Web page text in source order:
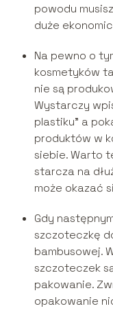
powodu
duże
Na pewno o
kosmetyków
nie są
Wystarczy
plastiku” a
produktów w
siebie. Warto
starcza na
może okazać
Gdy
szczoteczkę
bambusowej.
szczoteczek
pakowanie.
opakowanie